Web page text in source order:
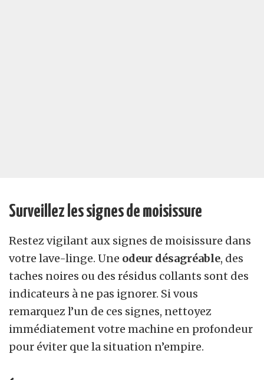
Surveillez les signes de moisissure
Restez vigilant aux signes de moisissure dans
votre lave-linge. Une odeur désagréable, des
taches noires ou des résidus collants sont des
indicateurs à ne pas ignorer. Si vous
remarquez l’un de ces signes, nettoyez
immédiatement votre machine en profondeur
pour éviter que la situation n’empire.